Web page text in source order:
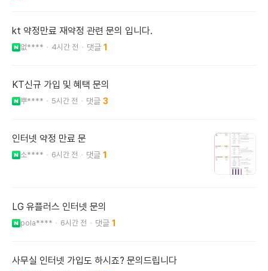
kt 약정만료 재약정 관련 문의 입니다.
없**** 4시간 전 1
KT신규 가입 및 혜택 문의
뿌**** 5시간 전 3
인터넷 약정 만료 문
소**** 6시간 전 1
LG 유플러스 인터넷 문의
pola**** 6시간 전 1
사무실 인터넷 가입도 하시죠? 문의드립니다